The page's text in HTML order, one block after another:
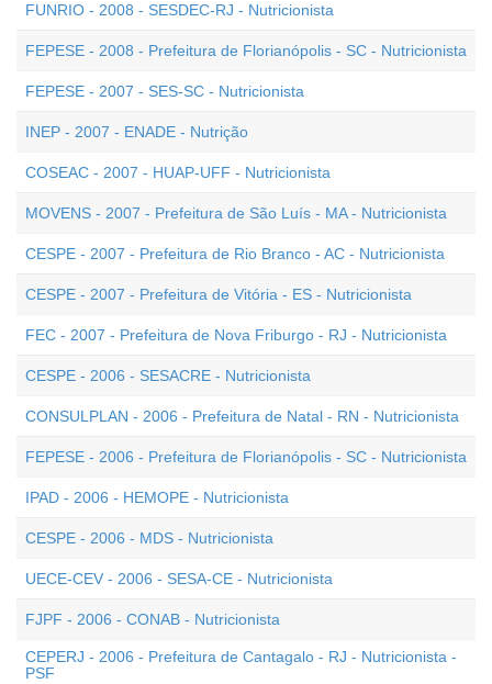
FUNRIO - 2008 - SESDEC-RJ - Nutricionista
FEPESE - 2008 - Prefeitura de Florianópolis - SC - Nutricionista
FEPESE - 2007 - SES-SC - Nutricionista
INEP - 2007 - ENADE - Nutrição
COSEAC - 2007 - HUAP-UFF - Nutricionista
MOVENS - 2007 - Prefeitura de São Luís - MA - Nutricionista
CESPE - 2007 - Prefeitura de Rio Branco - AC - Nutricionista
CESPE - 2007 - Prefeitura de Vitória - ES - Nutricionista
FEC - 2007 - Prefeitura de Nova Friburgo - RJ - Nutricionista
CESPE - 2006 - SESACRE - Nutricionista
CONSULPLAN - 2006 - Prefeitura de Natal - RN - Nutricionista
FEPESE - 2006 - Prefeitura de Florianópolis - SC - Nutricionista
IPAD - 2006 - HEMOPE - Nutricionista
CESPE - 2006 - MDS - Nutricionista
UECE-CEV - 2006 - SESA-CE - Nutricionista
FJPF - 2006 - CONAB - Nutricionista
CEPERJ - 2006 - Prefeitura de Cantagalo - RJ - Nutricionista -
PSF